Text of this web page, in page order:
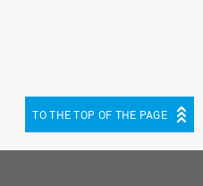
TO THE TOP OF THE PAGE